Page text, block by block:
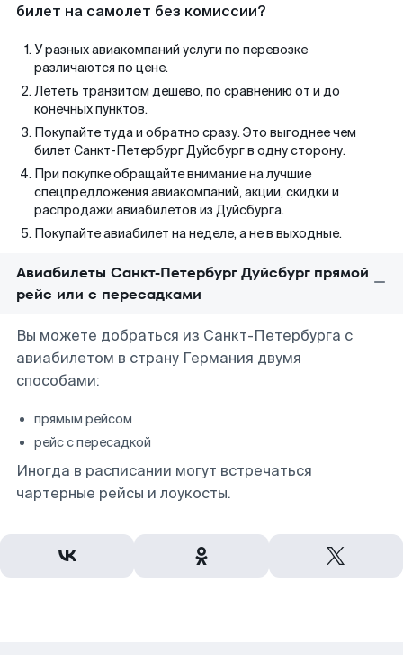
билет на самолет без комиссии?
У разных авиакомпаний услуги по перевозке
различаются по цене.
Лететь транзитом дешево, по сравнению от и до
конечных пунктов.
Покупайте туда и обратно сразу. Это выгоднее чем
билет Санкт-Петербург Дуйсбург в одну сторону.
При покупке обращайте внимание на лучшие
спецпредложения авиакомпаний, акции, скидки и
распродажи авиабилетов из Дуйсбурга.
Покупайте авиабилет на неделе, а не в выходные.
Авиабилеты Санкт-Петербург Дуйсбург прямой
рейс или с пересадками
Вы можете добраться из Санкт-Петербурга с
авиабилетом в страну Германия двумя
способами:
прямым рейсом
рейс с пересадкой
Иногда в расписании могут встречаться
чартерные рейсы и лоукосты.